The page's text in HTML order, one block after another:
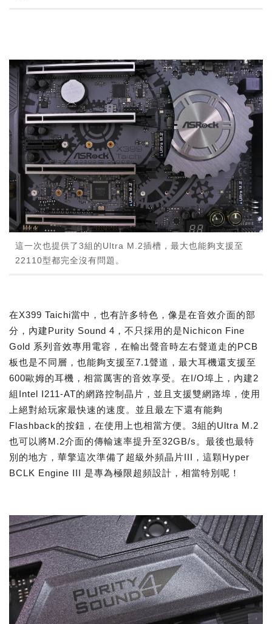
這一次也提供了3組的Ultra M.2插槽，最大也能夠支援至
22110型都完全沒有問題。
在X399 Taichi當中，也有許多特色，像是在音效介面的部
分，內建Purity Sound 4，不只採用的是Nichicon Fine
Gold 系列音效專用電容，在輸出聲音時左右聲道走的PCB
板也是不同層，也能夠支援至7.1聲道，最大耳機還支援至
600歐姆的耳機，相當厲害的音效享受。在I/O埠上，內建2
組Intel I211-AT的網路控制晶片，並且支援雙網路埠，使用
上絕對給玩家最快速的速度。並且最左下還有能夠
Flashback的按鈕，在使用上也相當方便。3組的Ultra M.2
也可以將M.2介面的傳輸速率提升至32GB/s。最後也最特
別的地方，華擎這次準備了超級外頻晶片III，這顆Hyper
BCLK Engine III 是專為極限超頻設計，相當特別呢！